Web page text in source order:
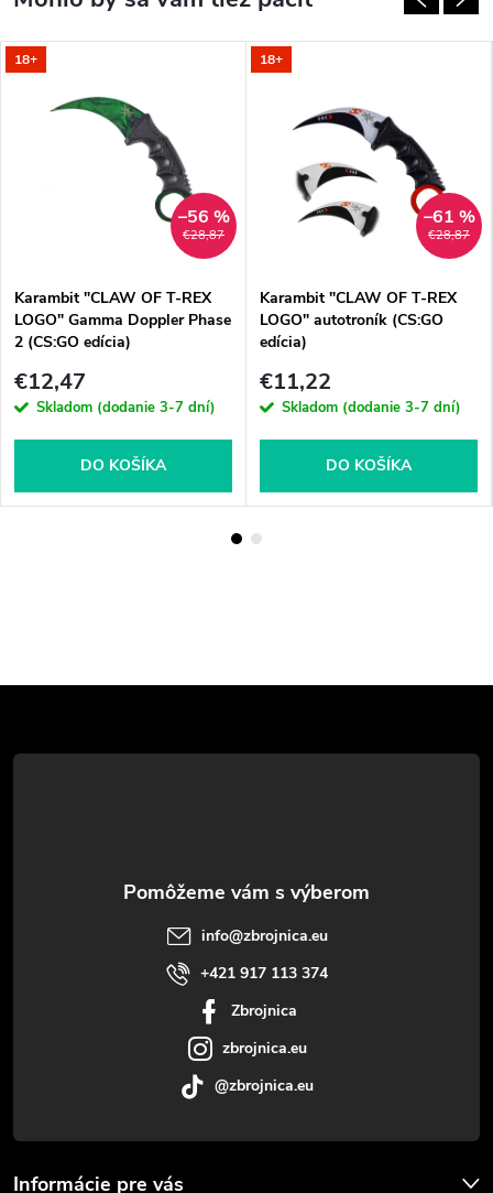
18+
€28,87
–56 %
Karambit "CLAW OF T-REX
LOGO" Gamma Doppler Phase
2 (CS:GO edícia)
€12,47
Skladom (dodanie 3-7 dní)
DO KOŠÍKA
18+
€28,87
–61 %
Karambit "CLAW OF T-REX
LOGO" autotroník (CS:GO
edícia)
€11,22
Skladom (dodanie 3-7 dní)
DO KOŠÍKA
á
Informácie pre vás
info@zbrojnica.eu
+421 917 113 374
Zbrojnica
zbrojnica.eu
@zbrojnica.eu